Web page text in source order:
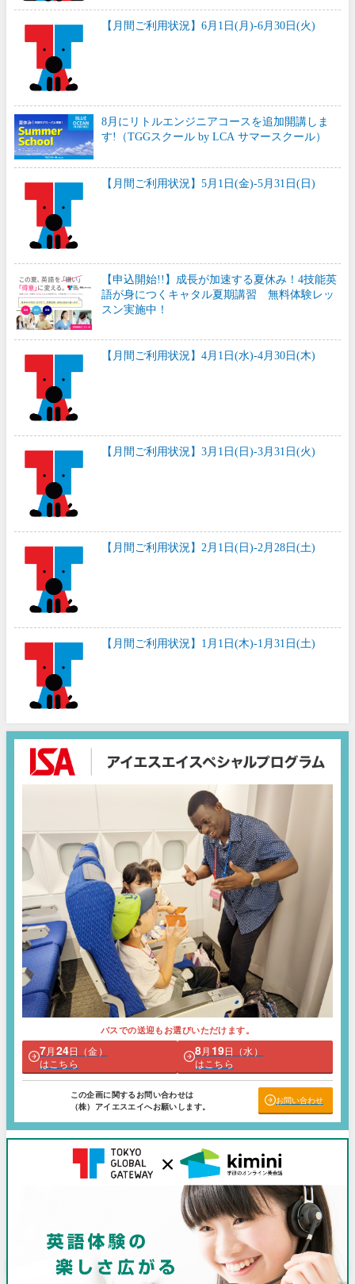
【月間ご利用状況】6月1日(月)-6月30日(火)
8月にリトルエンジニアコースを追加開講しま
す!（TGGスクール by LCA サマースクール）
【月間ご利用状況】5月1日(金)-5月31日(日)
【申込開始!!】成長が加速する夏休み！4技能英
語が身につくキャタル夏期講習 無料体験レッ
スン実施中！
【月間ご利用状況】4月1日(水)-4月30日(木)
【月間ご利用状況】3月1日(日)-3月31日(火)
【月間ご利用状況】2月1日(日)-2月28日(土)
【月間ご利用状況】1月1日(木)-1月31日(土)
バスでの送迎もお選びいただけます。
7月24日（金）
はこちら
8月 19日（水）
はこちら
この企画に関するお問い合わせは
（株）アイエスエイへお願いします。
お問い合わせ